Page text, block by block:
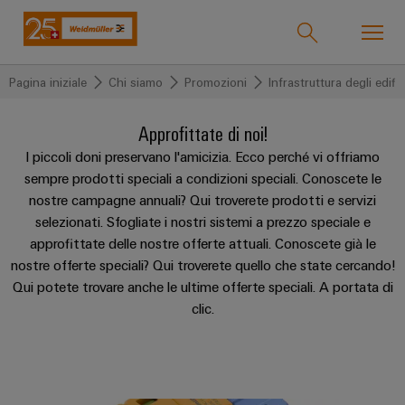
Support Center Onlineshop easyConnect
Settori industriali
back to
Settori
industriali
Weidmüller
IndustryMatch
Un
Soluzioni
back to
Soluzioni
Tecnologie
Tecnologia
di
back to
Prodotti
Connettività
Morsetti
componibili
back to
Servizio
Prodotti
personalizzati
Morsettiere
back to
Supporto
Corsi
di
formazione
e
Webcast
back to
Società
La
nostra
azienda
back
to
Chi
siamo
Chi
back to
Promozioni
Machinery
CRIMPFIX
ECO
back to
Machinery
PRObas
Aktionen
ALL
back to
Promozioni
Infrastruttura
degli
edifici
back
to
Global
Formular_Connectivity
Days
Pagina iniziale Chi siamo Promozioni Infrastruttura degli
Approfittate di noi!
I piccoli doni preservano l'amicizia. Ecco perché vi offriamo
sempre prodotti speciali a condizioni speciali. Conoscete le
nostre campagne annuali? Qui troverete prodotti e servizi
selezionati. Sfogliate i nostri sistemi a prezzo speciale e
approfittate delle nostre offerte attuali. Conoscete già le
nostre offerte speciali? Qui troverete quello che state cercando!
Qui potete trovare anche le ultime offerte speciali. A portata di
clic.